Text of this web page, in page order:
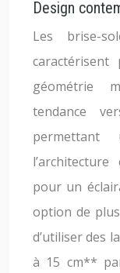
Design
Les brise-
géométrie
tendance
pour un
option de
d’utiliser des
à 15 cm**